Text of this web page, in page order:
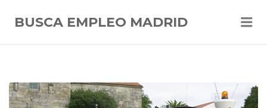
BUSCA EMPLEO MADRID